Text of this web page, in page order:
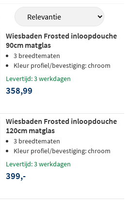
voor montage
als een tegelvloe
Wiesbaden Frosted inloopdouche
90cm matglas
3 breedtematen
Kleur profiel/bevestiging: chroom
Levertijd: 3 werkdagen
358,99
Wiesbaden Frosted inloopdouche
120cm matglas
3 breedtematen
Kleur profiel/bevestiging: chroom
Levertijd: 3 werkdagen
399,-